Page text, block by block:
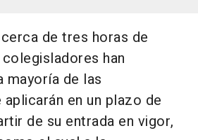
de tres horas de
han
mayoría de las
en un plazo de
de su entrada en vigor,